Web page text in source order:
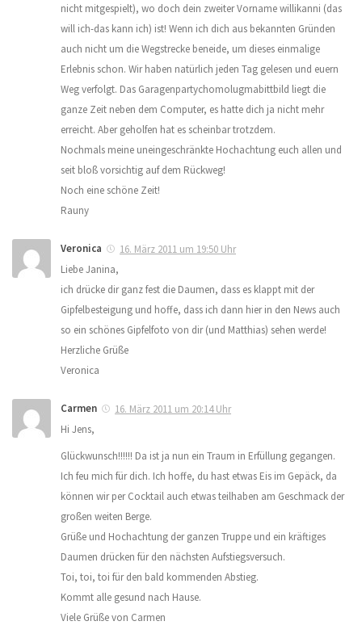
nicht mitgespielt), wo doch dein zweiter Vorname willikanni (das
will ich-das kann ich) ist! Wenn ich dich aus bekannten Gründen
auch nicht um die Wegstrecke beneide, um dieses einmalige
Erlebnis schon. Wir haben natürlich jeden Tag gelesen und euern
Weg verfolgt. Das Garagenpartychomolugmabittbild liegt die
ganze Zeit neben dem Computer, es hatte dich ja nicht mehr
erreicht. Aber geholfen hat es scheinbar trotzdem.
Nochmals meine uneingeschränkte Hochachtung euch allen und
seit bloß vorsichtig auf dem Rückweg!
Noch eine schöne Zeit!
Rauny
Veronica
16. März 2011 um 19:50 Uhr
Liebe Janina,
ich drücke dir ganz fest die Daumen, dass es klappt mit der
Gipfelbesteigung und hoffe, dass ich dann hier in den News auch
so ein schönes Gipfelfoto von dir (und Matthias) sehen werde!
Herzliche Grüße
Veronica
Carmen
16. März 2011 um 20:14 Uhr
Hi Jens,
Glückwunsch!!!!!! Da ist ja nun ein Traum in Erfüllung gegangen.
Ich feu mich für dich. Ich hoffe, du hast etwas Eis im Gepäck, da
können wir per Cocktail auch etwas teilhaben am Geschmack der
großen weiten Berge.
Grüße und Hochachtung der ganzen Truppe und ein kräftiges
Daumen drücken für den nächsten Aufstiegsversuch.
Toi, toi, toi für den bald kommenden Abstieg.
Kommt alle gesund nach Hause.
Viele Grüße von Carmen